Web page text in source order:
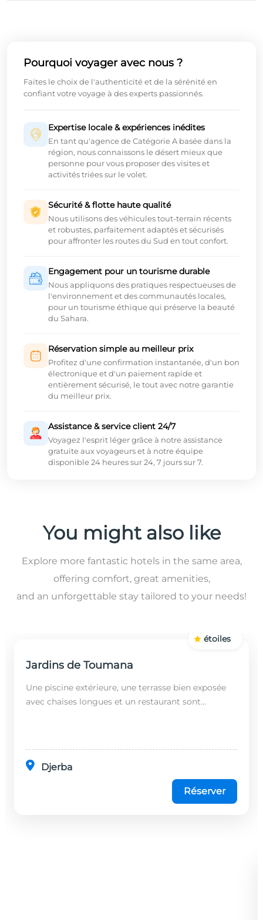
Pourquoi voyager avec nous ?
Faites le choix de l'authenticité et de la sérénité en
confiant votre voyage à des experts passionnés.
Expertise locale & expériences inédites
En tant qu'agence de Catégorie A basée dans la
région, nous connaissons le désert mieux que
personne pour vous proposer des visites et
activités triées sur le volet.
Sécurité & flotte haute qualité
Nous utilisons des véhicules tout-terrain récents
et robustes, parfaitement adaptés et sécurisés
pour affronter les routes du Sud en tout confort.
Engagement pour un tourisme durable
Nous appliquons des pratiques respectueuses de
l'environnement et des communautés locales,
pour un tourisme éthique qui préserve la beauté
du Sahara.
Réservation simple au meilleur prix
Profitez d'une confirmation instantanée, d'un bon
électronique et d'un paiement rapide et
entièrement sécurisé, le tout avec notre garantie
du meilleur prix.
Assistance & service client 24/7
Voyagez l'esprit léger grâce à notre assistance
gratuite aux voyageurs et à notre équipe
disponible 24 heures sur 24, 7 jours sur 7.
You might also like
Explore more fantastic hotels in the same area,
offering comfort, great amenities,
and an unforgettable stay tailored to your needs!
Jardins de Toumana
Une piscine extérieure, une terrasse bien exposée
avec chaises longues et un restaurant sont
Djerba
étoiles
Réserver